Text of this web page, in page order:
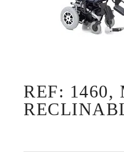
REF: 1460,